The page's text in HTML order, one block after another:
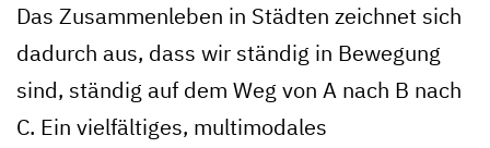
Das Zusammenleben in Städten zeichnet sich
dadurch aus, dass wir ständig in Bewegung
sind, ständig auf dem Weg von A nach B nach
C. Ein vielfältiges, multimodales